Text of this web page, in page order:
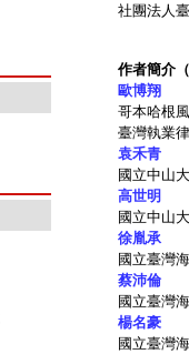
社團法人
作者簡介
歐博翔
哥本哈根
臺灣執業
袁禾青
國立中山
高世明
國立中山
徐胤承
國立臺灣
蔡沛倫
國立臺灣
楊名豪
國立臺灣